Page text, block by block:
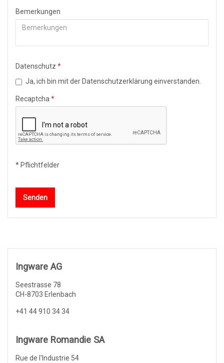
Bemerkungen
Datenschutz *
Ja, ich bin mit der Datenschutzerklärung einverstanden.
Recaptcha *
* Pflichtfelder
Senden
Ingware AG
Seestrasse 78
CH-8703 Erlenbach
+41 44 910 34 34
Ingware Romandie SA
Rue de l'Industrie 54